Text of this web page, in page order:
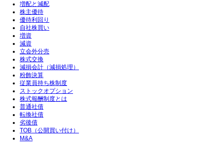
増配と減配
株主優待
優待利回り
自社株買い
増資
減資
立会外分売
株式交換
減損会計（減損処理）
粉飾決算
従業員持ち株制度
ストックオプション
株式報酬制度とは
普通社債
転換社債
劣後債
TOB（公開買い付け）
M&A